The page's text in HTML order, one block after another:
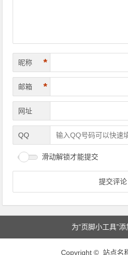
昵称 *
邮箱 *
网址
QQ
滑动解锁才能提交
为“页脚小工具”
Copyright © 站点名